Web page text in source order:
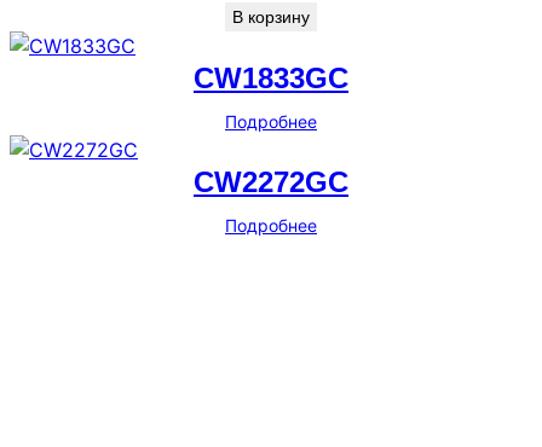
В корзину
CW1833GC
Подробнее
CW2272GC
Подробнее